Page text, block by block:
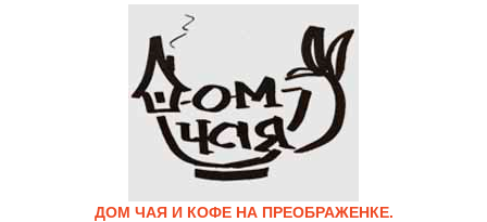
ДОМ ЧАЯ И КОФЕ НА ПРЕОБРАЖЕНКЕ.